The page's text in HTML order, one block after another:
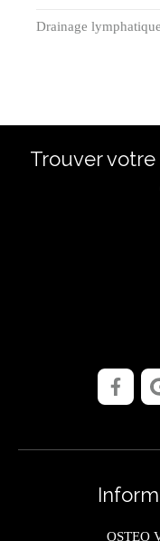
Drainage lymphatique
Trouver
OSTEO